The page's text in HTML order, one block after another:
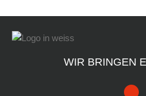
WIR BRINGEN